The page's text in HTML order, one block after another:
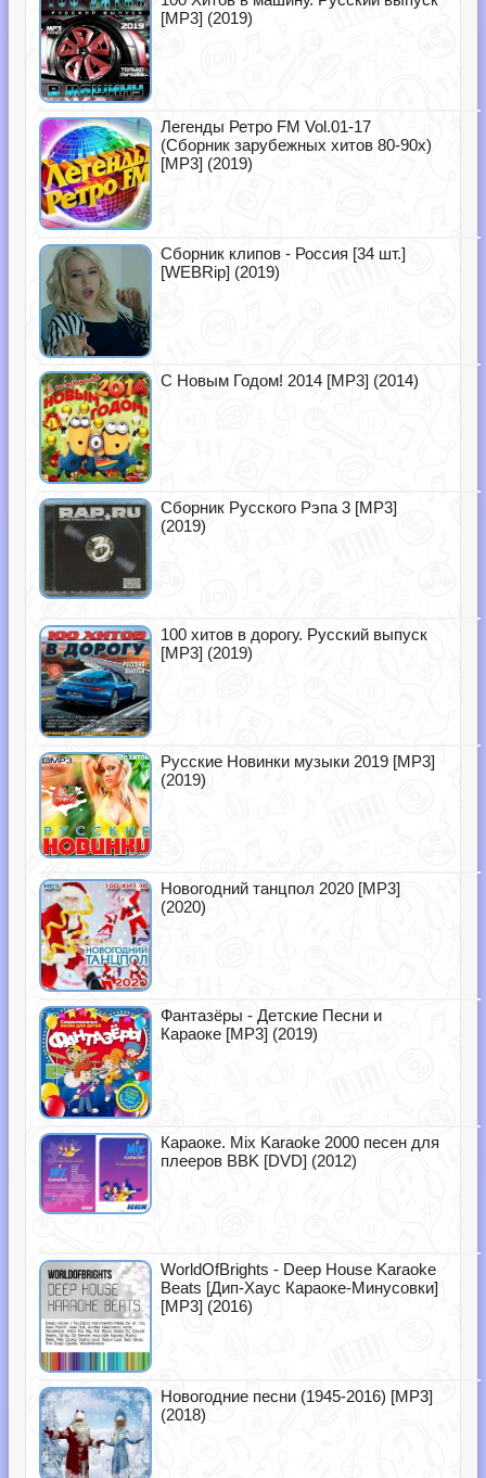
[MP3] (2019)
Легенды Ретро FM Vol.01-17
(Сборник зарубежных хитов 80-90х)
[MP3] (2019)
Сборник клипов - Россия [34 шт.]
[WEBRip] (2019)
С Новым Годом! 2014 [MP3] (2014)
Сборник Русского Рэпа 3 [MP3]
(2019)
100 хитов в дорогу. Русский выпуск
[MP3] (2019)
Русские Новинки музыки 2019 [MP3]
(2019)
Новогодний танцпол 2020 [MP3]
(2020)
Фантазёры - Детские Песни и
Караоке [MP3] (2019)
Караоке. Mix Karaoke 2000 песен для
плееров BBK [DVD] (2012)
WorldOfBrights - Deep House Karaoke
Beats [Дип-Хаус Караоке-Минусовки]
[MP3] (2016)
Новогодние песни (1945-2016) [MP3]
(2018)